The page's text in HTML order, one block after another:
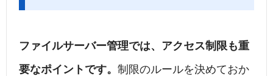
ファイルサーバー管理では、アクセス制限も重
要なポイントです。 制限のルールを決めておか